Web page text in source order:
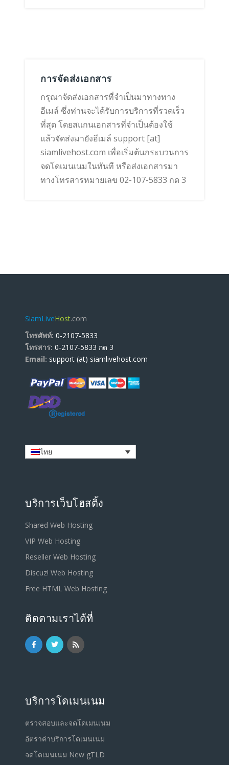
การจัดส่งเอกสาร
กรุณาจัดส่งเอกสารที่จำเป็นมาทางทาง
อีเมล์ ซึ่งท่านจะได้รับการบริการที่รวดเร็ว
ที่สุด โดยสแกนเอกสารที่จำเป็นต้องใช้
แล้วจัดส่งมายังอีเมล์ support [at]
siamlivehost.com เพื่อเริ่มต้นกระบวนการ
จดโดเมนเนมในทันที หรือส่งเอกสารมา
ทางโทรสารหมายเลข 02-107-5833 กด 3
SiamLiveHost.com
โทรศัพท์: 0-2107-5833
โทรสาร: 0-2107-5833 กด 3
Email: support (at) siamlivehost.com
ไทย
บริการเว็บโฮสติ้ง
Shared Web Hosting
VIP Web Hosting
Reseller Web Hosting
Discuz! Web Hosting
Free HTML Web Hosting
ติดตามเราได้ที่
บริการโดเมนเนม
ตรวจสอบและจดโดเมนเนม
อัตราค่าบริการโดเมนเนม
จดโดเมนเนม New gTLD